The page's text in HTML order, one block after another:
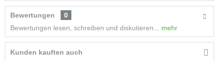
Bewertungen
0
Bewertungen lesen, schreiben und diskutieren...
mehr
Kunden kauften auch